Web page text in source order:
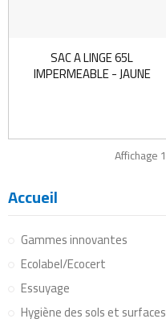
SAC A LINGE 65L
IMPERMEABLE - JAUNE
Affichage
Accueil
Gammes innovantes
Ecolabel/Ecocert
Essuyage
Hygiène des sols et surfaces